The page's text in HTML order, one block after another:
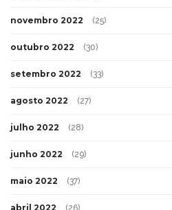
novembro 2022 (25)
outubro 2022 (30)
setembro 2022 (33)
agosto 2022 (27)
julho 2022 (28)
junho 2022 (29)
maio 2022 (37)
abril 2022